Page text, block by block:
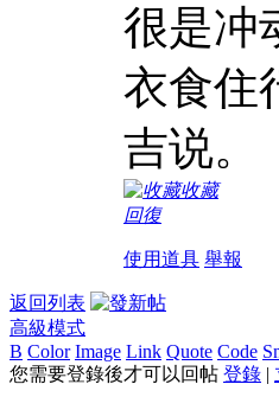
很是冲
衣食住
吉说。
收藏
回復
使用道具 舉報
返回列表
高級模式
B Color Image Link Quote Code
您需要登錄後才可以回帖 登錄 |